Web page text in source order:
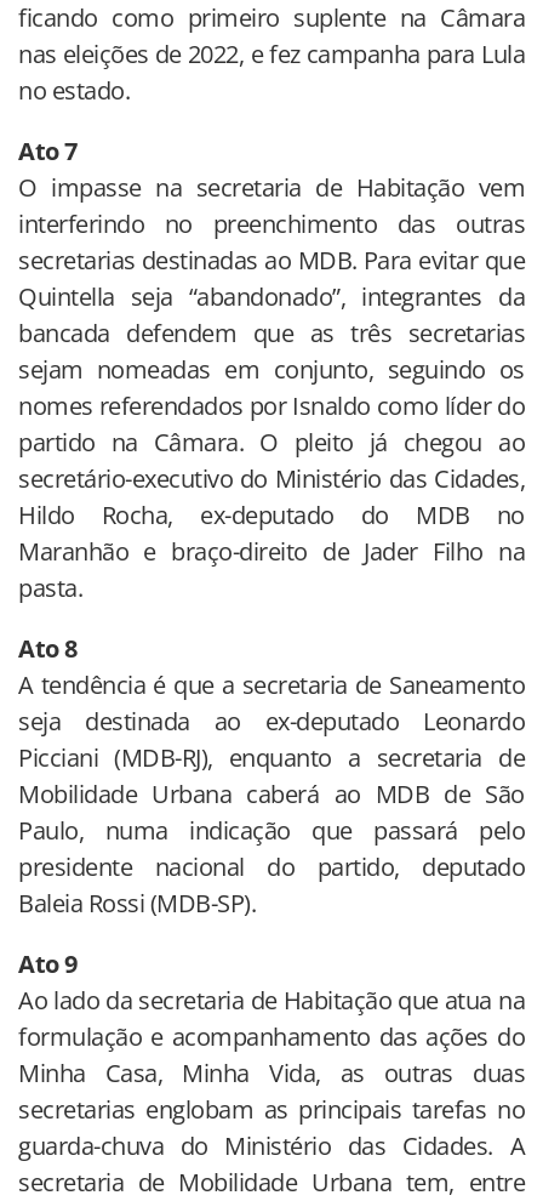
ficando como primeiro suplente na Câmara
nas eleições de 2022, e fez campanha para Lula
no estado.
Ato 7
O impasse na secretaria de Habitação vem
interferindo no preenchimento das outras
secretarias destinadas ao MDB. Para evitar que
Quintella seja “abandonado”, integrantes da
bancada defendem que as três secretarias
sejam nomeadas em conjunto, seguindo os
nomes referendados por Isnaldo como líder do
partido na Câmara. O pleito já chegou ao
secretário-executivo do Ministério das Cidades,
Hildo Rocha, ex-deputado do MDB no
Maranhão e braço-direito de Jader Filho na
pasta.
Ato 8
A tendência é que a secretaria de Saneamento
seja destinada ao ex-deputado Leonardo
Picciani (MDB-RJ), enquanto a secretaria de
Mobilidade Urbana caberá ao MDB de São
Paulo, numa indicação que passará pelo
presidente nacional do partido, deputado
Baleia Rossi (MDB-SP).
Ato 9
Ao lado da secretaria de Habitação que atua na
formulação e acompanhamento das ações do
Minha Casa, Minha Vida, as outras duas
secretarias englobam as principais tarefas no
guarda-chuva do Ministério das Cidades. A
secretaria de Mobilidade Urbana tem, entre